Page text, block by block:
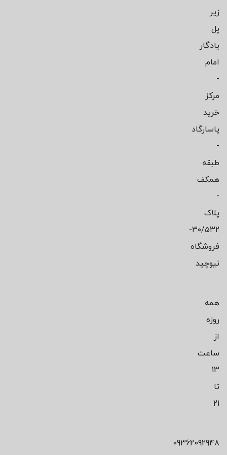
زیر
پل
یادگار
امام
-
مرکز
خرید
پاسارگاد
-
طبقه
همکف
-
پلاک
۳۰/۵۳۲-
فروشگاه
نیوچید
همه
روزه
از
ساعت
13
تا
21
09362092948